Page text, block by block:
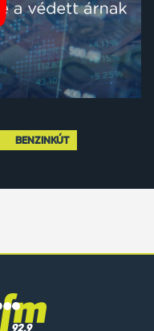
BENZINKÚT